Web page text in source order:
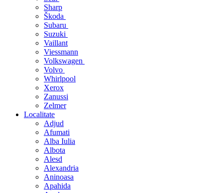
Sharp
Škoda
Subaru
Suzuki
Vaillant
Viessmann
Volkswagen
Volvo
Whirlpool
Xerox
Zanussi
Zelmer
Localitate
Adjud
Afumati
Alba Iulia
Albota
Alesd
Alexandria
Aninoasa
Apahida